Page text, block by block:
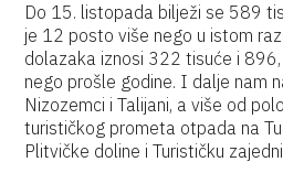
Do 15. listopada bilježi se 589
je 12 posto više nego u istom
dolazaka iznosi 322 tisuće i
nego prošle godine. I dalje nam
Nizozemci i Talijani, a više od
turističkog prometa otpada na
Plitvičke doline i Turističku